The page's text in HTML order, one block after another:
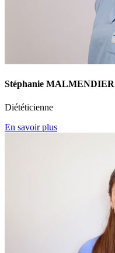
Stéphanie MALMENDIER
Diététicienne
En savoir plus